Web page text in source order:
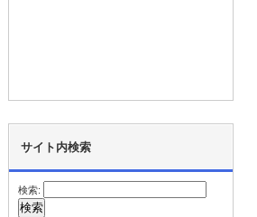
サイト内検索
検索: